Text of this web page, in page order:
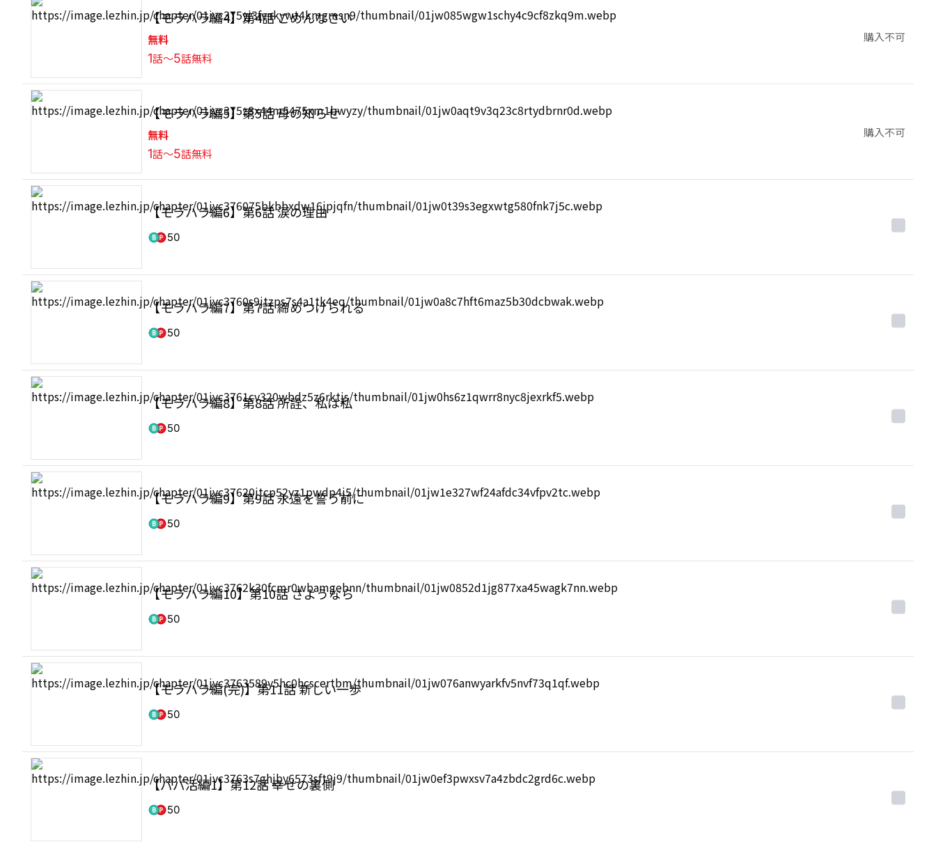
【モラハラ編4】第4話 ごめんなさい
無料
1話〜5話無料
購入不可
【モラハラ編5】第5話 母の知らせ
無料
1話〜5話無料
購入不可
【モラハラ編6】第6話 涙の理由
50
【モラハラ編7】第7話 締めつけられる
50
【モラハラ編8】第8話 所詮、私は私
50
【モラハラ編9】第9話 永遠を誓う前に
50
【モラハラ編10】第10話 さようなら
50
【モラハラ編(完)】第11話 新しい一歩
50
【パパ活編1】第12話 幸せの裏側
50